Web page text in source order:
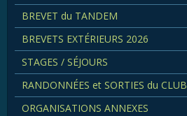
BREVET du TANDEM
BREVETS EXTÉRIEURS 2026
STAGES / SÉJOURS
RANDONNÉES et SORTIES du CLUB
ORGANISATIONS ANNEXES